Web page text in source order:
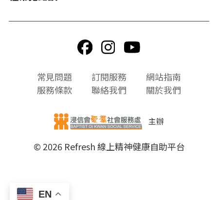
常見問題 訂閱服務
網站指南
服務條款
聯絡我們 關於我們
主辦
© 2026 Refresh 線上精神健康自助平台
EN